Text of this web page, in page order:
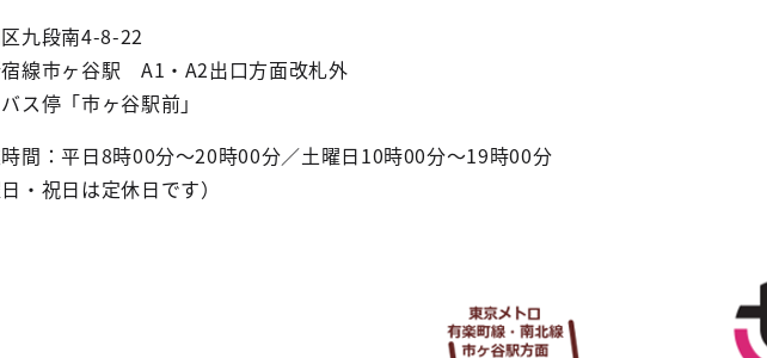
九段南4-8-22
線市ヶ谷駅 A1・A2出口方面改札外
ス停「市ヶ谷駅前」
間：平日8時00分～20時00分／土曜日10時00分～19時00分
日・祝日は定休日です）